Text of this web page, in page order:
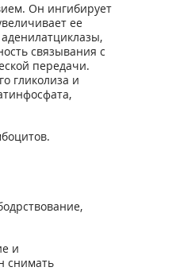
Он ингибирует
ее
связывания с
передачи.
гликолиза и
и
снимать